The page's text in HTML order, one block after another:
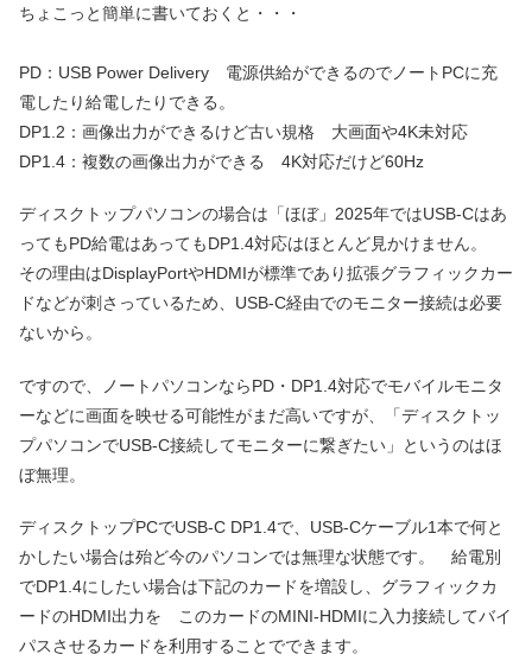
ちょこっと簡単に書いておくと・・・
PD：USB Power Delivery 電源供給ができるのでノートPCに充
電したり給電したりできる。
DP1.2：画像出力ができるけど古い規格 大画面や4K未対応
DP1.4：複数の画像出力ができる 4K対応だけど60Hz
ディスクトップパソコンの場合は「ほぼ」2025年ではUSB-Cはあ
ってもPD給電はあってもDP1.4対応はほとんど見かけません。
その理由はDisplayPortやHDMIが標準であり拡張グラフィックカー
ドなどが刺さっているため、USB-C経由でのモニター接続は必要
ないから。
ですので、ノートパソコンならPD・DP1.4対応でモバイルモニタ
ーなどに画面を映せる可能性がまだ高いですが、「ディスクトッ
プパソコンでUSB-C接続してモニターに繋ぎたい」というのはほ
ぼ無理。
ディスクトップPCでUSB-C DP1.4で、USB-Cケーブル1本で何と
かしたい場合は殆ど今のパソコンでは無理な状態です。 給電別
でDP1.4にしたい場合は下記のカードを増設し、グラフィックカ
ードのHDMI出力を このカードのMINI-HDMIに入力接続してバイ
パスさせるカードを利用することでできます。